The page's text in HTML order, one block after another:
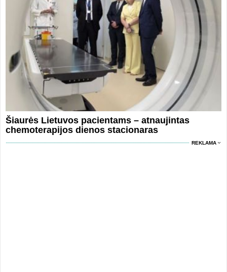
Šiaurės Lietuvos pacientams – atnaujintas
chemoterapijos dienos stacionaras
REKLAMA